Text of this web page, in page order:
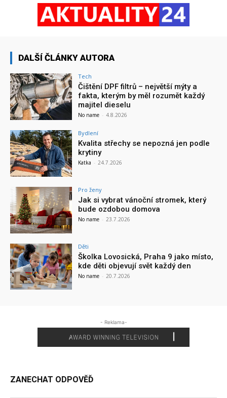
DALŠÍ ČLÁNKY AUTORA
Tech
Čištění DPF filtrů – největší mýty a
fakta, kterým by měl rozumět každý
majitel dieselu
No name - 4.8.2026
Bydlení
Kvalita střechy se nepozná jen podle
krytiny
Katka - 24.7.2026
Pro ženy
Jak si vybrat vánoční stromek, který
bude ozdobou domova
No name - 23.7.2026
Děti
Školka Lovosická, Praha 9 jako místo,
kde děti objevují svět každý den
No name - 20.7.2026
- Reklama-
ZANECHAT ODPOVĚĎ